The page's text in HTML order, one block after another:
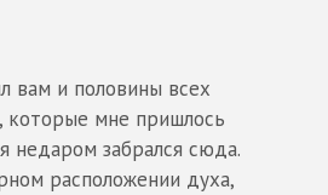
вам и половины всех
которые мне пришлось
недаром забрался сюда.
расположении духа,